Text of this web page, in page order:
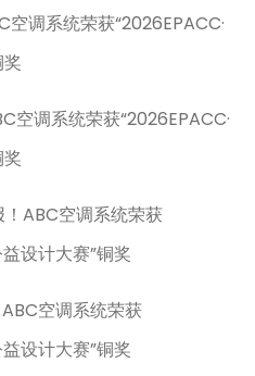
空调系统荣获“2026EPACC·
空调系统荣获“2026EPACC·
！ABC空调系统荣获
设计大赛”铜奖
空调系统荣获
设计大赛”铜奖